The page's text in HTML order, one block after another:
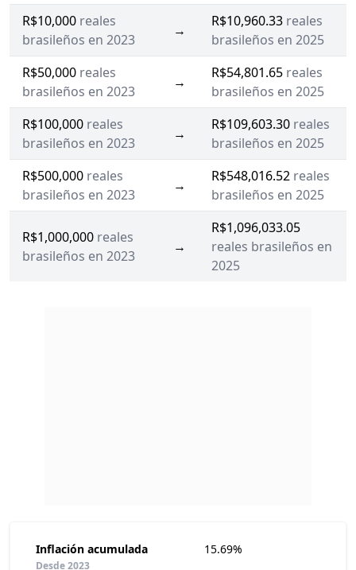
R$10,000 reales
brasileños en 2023
→
R$10,960.33 reales
brasileños en 2025
R$50,000 reales
brasileños en 2023
→
R$54,801.65 reales
brasileños en 2025
R$100,000 reales
brasileños en 2023
→
R$109,603.30 reales
brasileños en 2025
R$500,000 reales
brasileños en 2023
→
R$548,016.52 reales
brasileños en 2025
R$1,000,000 reales
brasileños en 2023
→
R$1,096,033.05
reales brasileños en
2025
Inflación acumulada
Desde 2023
15.69%